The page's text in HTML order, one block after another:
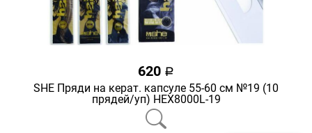
620 a
SHE Пряди на керат. капсуле 55-60 см №19 (10
прядей/уп) HEX8000L-19